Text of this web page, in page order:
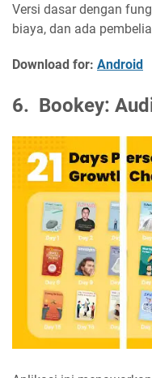
Versi dasar dengan
biaya, dan ada
Download for: Android
6. Bookey: